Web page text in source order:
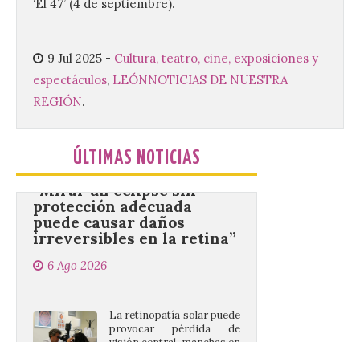
‘El 47’ (4 de septiembre).​
9 Jul 2025 - Cultura, teatro, cine, exposiciones y
espectáculos, LEÓNNOTICIAS DE NUESTRA
REGIÓN.
ÚLTIMAS NOTICIAS
domingo 16 de agosto, a
ciudad. El Salón de Plenos
del Ayuntamiento de La Bañeza ha
acogido esta mañana la presentación
oficial del Festival One […]
“Mirar un eclipse sin
protección adecuada
puede causar daños
irreversibles en la retina”
6 Ago 2026
visión central, manchas en
el campo visual y
alteraciones en la